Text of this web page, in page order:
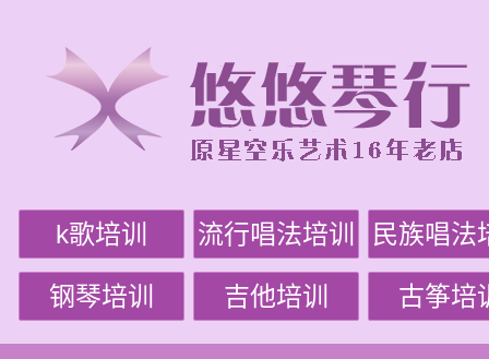
k歌培训 流行唱法培训 民族唱法
钢琴培训 吉他培训 古筝培